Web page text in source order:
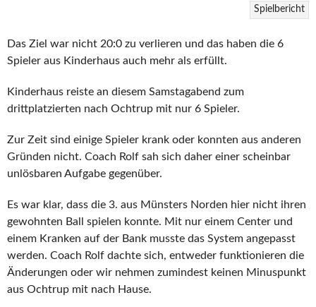
Spielbericht
Das Ziel war nicht 20:0 zu verlieren und das haben die 6
Spieler aus Kinderhaus auch mehr als erfüllt.
Kinderhaus reiste an diesem Samstagabend zum
drittplatzierten nach Ochtrup mit nur 6 Spieler.
Zur Zeit sind einige Spieler krank oder konnten aus anderen
Gründen nicht. Coach Rolf sah sich daher einer scheinbar
unlösbaren Aufgabe gegenüber.
Es war klar, dass die 3. aus Münsters Norden hier nicht ihren
gewohnten Ball spielen konnte. Mit nur einem Center und
einem Kranken auf der Bank musste das System angepasst
werden. Coach Rolf dachte sich, entweder funktionieren die
Änderungen oder wir nehmen zumindest keinen Minuspunkt
aus Ochtrup mit nach Hause.